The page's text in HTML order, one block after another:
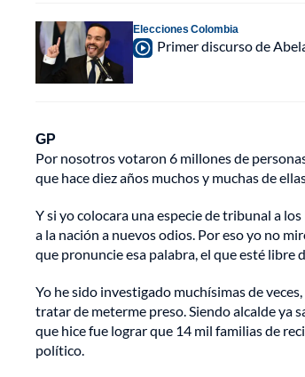
Elecciones Colombia
Primer discurso de
GP
Por nosotros votaron 6 millones de
que hace diez años muchos y muchas de
Y si yo colocara una especie de tribunal a
a la nación a nuevos odios. Por eso yo no
que pronuncie esa palabra, el que esté libre
Yo he sido investigado muchísimas de
tratar de meterme preso. Siendo alcalde ya
que hice fue lograr que 14 mil familias de
político.